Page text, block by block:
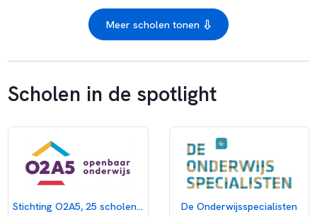
Meer scholen tonen
Scholen in de spotlight
Stichting O2A5, 25 scholen voor openbaar onderwijs De Onderwijsspecialisten